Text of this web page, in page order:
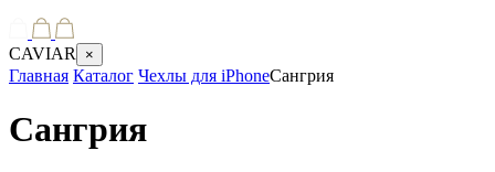
CAVIAR ×
Главная Каталог Чехлы для iPhoneСангрия
Сангрия